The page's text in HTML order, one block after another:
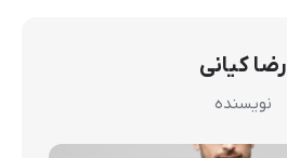
رضا کیانی
نویسنده